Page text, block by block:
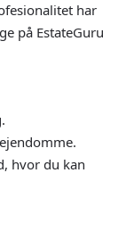
har
på EstateGuru
hvor du kan